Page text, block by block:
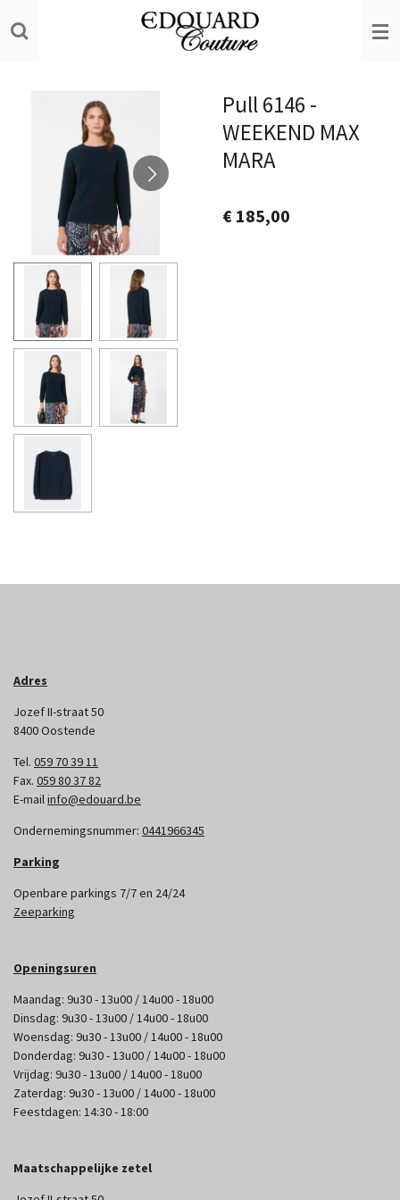
direct
hoofdinhoud
Pull 6146 -
WEEKEND MAX
MARA
€ 185,00
Adres
Jozef II-straat 50
8400 Oostende
Tel. 059 70 39 11
Fax. 059 80 37 82
E-mailinfo@edouard.be
Ondernemingsnummer: 0441966345
Parking
Openbare parkings 7/7 en 24/24
Zeeparking
Openingsuren
Maandag: 9u30 - 13u00 / 14u00 - 18u00
Dinsdag: 9u30 - 13u00 / 14u00 - 18u00
Woensdag: 9u30 - 13u00 / 14u00 - 18u00
Donderdag: 9u30 - 13u00 / 14u00 - 18u00
Vrijdag: 9u30 - 13u00 / 14u00 - 18u00
Zaterdag: 9u30 - 13u00 / 14u00 - 18u00
Feestdagen: 14:30 - 18:00
Maatschappelijke zetel